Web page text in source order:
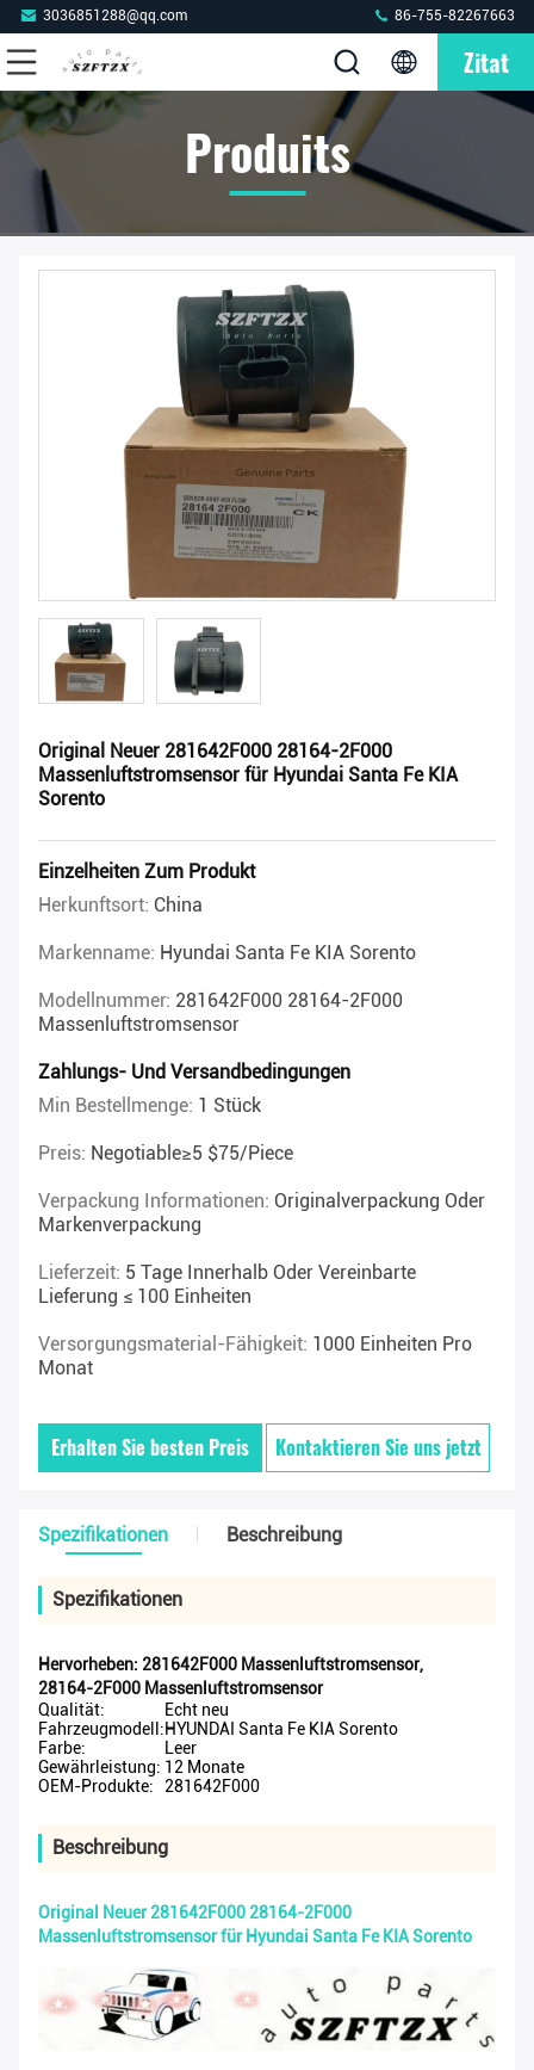
3036851288@qq.com 86-755-82267663
Zitat
Produits
Original Neuer 281642F000 28164-2F000
Massenluftstromsensor für Hyundai Santa Fe KIA
Sorento
Einzelheiten Zum Produkt
Herkunftsort: China
Markenname: Hyundai Santa Fe KIA Sorento
Modellnummer: 281642F000 28164-2F000
Massenluftstromsensor
Zahlungs- Und Versandbedingungen
Min Bestellmenge: 1 Stück
Preis: Negotiable≥5 $75/piece
Verpackung Informationen: Originalverpackung Oder
Markenverpackung
Lieferzeit: 5 Tage Innerhalb Oder Vereinbarte
Lieferung ≤ 100 Einheiten
Versorgungsmaterial-Fähigkeit: 1000 Einheiten Pro
Monat
Erhalten Sie besten Preis Kontaktieren Sie uns jetzt
Spezifikationen Beschreibung
Spezifikationen
Hervorheben: 281642F000 Massenluftstromsensor,
28164-2F000 Massenluftstromsensor
Qualität:
Echt neu
Fahrzeugmodell:HYUNDAI Santa Fe KIA Sorento
Farbe:
Leer
Gewährleistung: 12 Monate
OEM-Produkte:
281642F000
Beschreibung
Original Neuer 281642F000 28164-2F000
Massenluftstromsensor für Hyundai Santa Fe KIA Sorento